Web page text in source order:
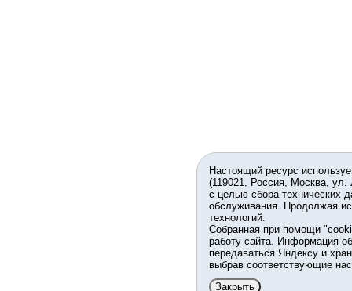
Настоящий ресурс
(119021, Россия, Москва,
с целью сбора технических
обслуживания. Продолжая
технологий.
Собранная при помощи
работу сайта. Информация
передаваться Яндексу и
выбрав соответствующие
Закрыть